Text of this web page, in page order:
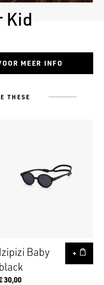
Kid
MEER INFO
THESE
Izipizi Baby
black
30,00
+